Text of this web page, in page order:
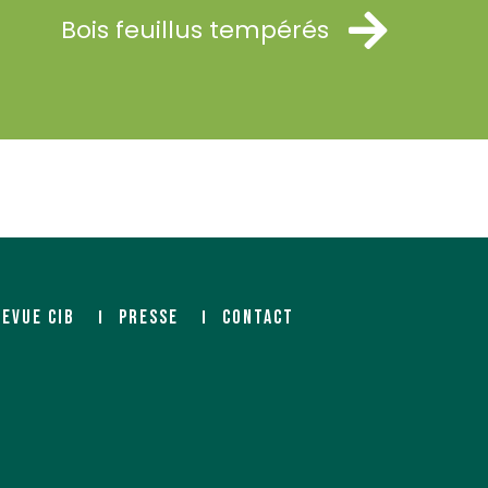
Bois feuillus tempérés
CIB PRESSE CONTACT